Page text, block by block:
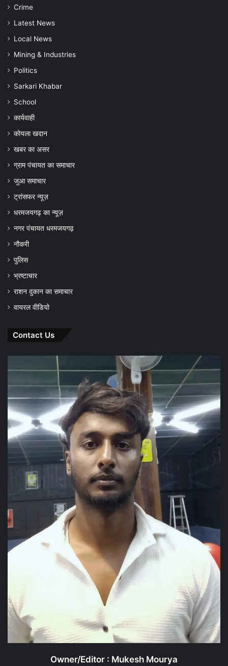
बचाव
की
Crime
Latest News
Local News
Mining & Industries
Politics
Sarkari Khabar
School
कार्यवाही
कोयला खदान
खबर का असर
ग्राम पंचायत का समाचार
जुआ समाचार
ट्रांसफर न्यूज़
धरमजयगढ़ का न्यूज़
नगर पंचायत धरमजयगढ़
नौकरी
पुलिस
भ्रष्टाचार
राशन दुकान का समाचार
वायरल वीडियो
Contact Us
Owner/Editor : Mukesh Mourya